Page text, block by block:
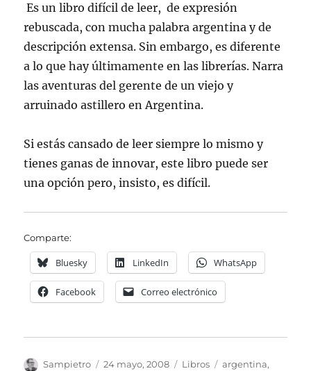
Es un libro difícil de leer, de expresión
rebuscada, con mucha palabra argentina y de
descripción extensa. Sin embargo, es diferente
a lo que hay últimamente en las librerías. Narra
las aventuras del gerente de un viejo y
arruinado astillero en Argentina.
Si estás cansado de leer siempre lo mismo y
tienes ganas de innovar, este libro puede ser
una opción pero, insisto, es difícil.
Comparte:
Bluesky LinkedIn WhatsApp
Facebook Correo electrónico
Autor
Sampietro
Publicado
24 mayo, 2008 Categorías
Libros Etiquetas
argentina,